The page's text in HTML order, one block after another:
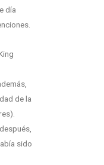
día
de la
sido